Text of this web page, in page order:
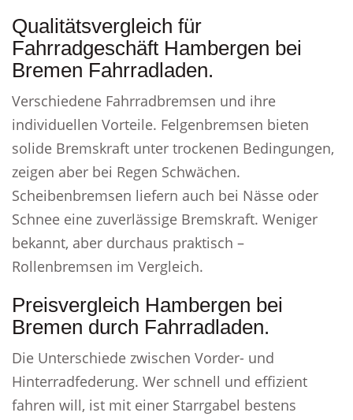
Qualitätsvergleich für
Fahrradgeschäft Hambergen bei
Bremen Fahrradladen.
Verschiedene Fahrradbremsen und ihre
individuellen Vorteile. Felgenbremsen bieten
solide Bremskraft unter trockenen Bedingungen,
zeigen aber bei Regen Schwächen.
Scheibenbremsen liefern auch bei Nässe oder
Schnee eine zuverlässige Bremskraft. Weniger
bekannt, aber durchaus praktisch –
Rollenbremsen im Vergleich.
Preisvergleich Hambergen bei
Bremen durch Fahrradladen.
Die Unterschiede zwischen Vorder- und
Hinterradfederung. Wer schnell und effizient
fahren will, ist mit einer Starrgabel bestens